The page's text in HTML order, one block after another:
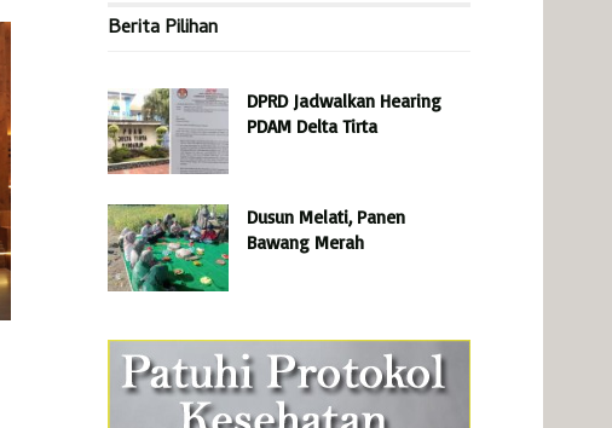
Berita Pilihan
DPRD Jadwalkan Hearing
PDAM Delta Tirta
Dusun Melati, Panen
Bawang Merah